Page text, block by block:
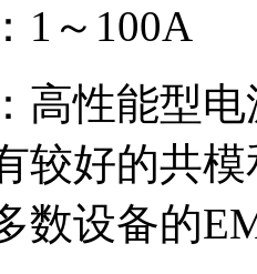
1～100A
高性能型
较好的共
数设备的